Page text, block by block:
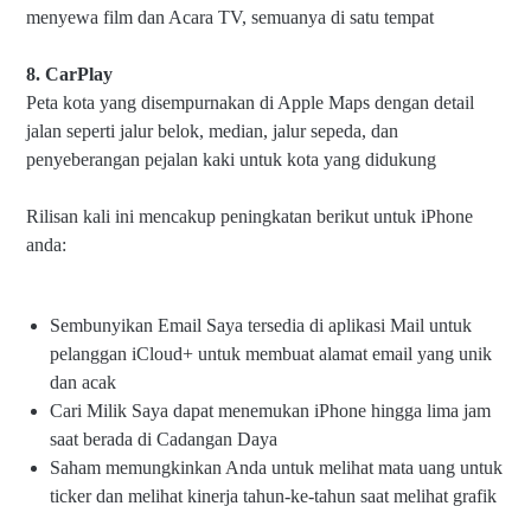
menyewa film dan Acara TV, semuanya di satu tempat
8. CarPlay
Peta kota yang disempurnakan di Apple Maps dengan detail
jalan seperti jalur belok, median, jalur sepeda, dan
penyeberangan pejalan kaki untuk kota yang didukung
Rilisan kali ini mencakup peningkatan berikut untuk iPhone
anda:
Sembunyikan Email Saya tersedia di aplikasi Mail untuk
pelanggan iCloud+ untuk membuat alamat email yang unik
dan acak
Cari Milik Saya dapat menemukan iPhone hingga lima jam
saat berada di Cadangan Daya
Saham memungkinkan Anda untuk melihat mata uang untuk
ticker dan melihat kinerja tahun-ke-tahun saat melihat grafik